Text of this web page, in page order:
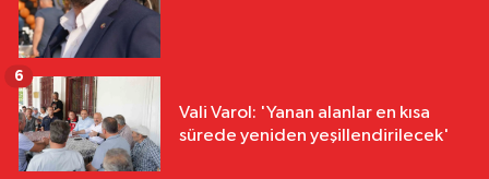
Vali Varol: 'Yanan alanlar en kısa
sürede yeniden yeşillendirilecek'
6